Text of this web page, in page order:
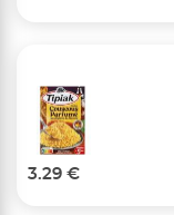
3.29 €